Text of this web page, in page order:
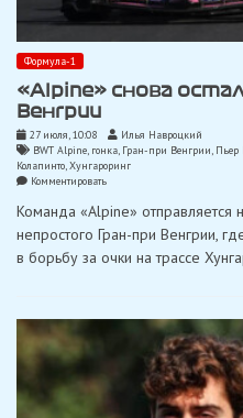
Формула-1
«Alpine» снова
Венгрии
27 июля, 10:08
Илья Навроцкий
BWT Alpine, гонка, Гран-при Венгрии, Пьер
Колапинто,Хунгароринг
Комментироватьon
снова
без
очков
Команда «Alpine» отправляется
непростого Гран-при Венгрии,
в борьбу за очки на трассе